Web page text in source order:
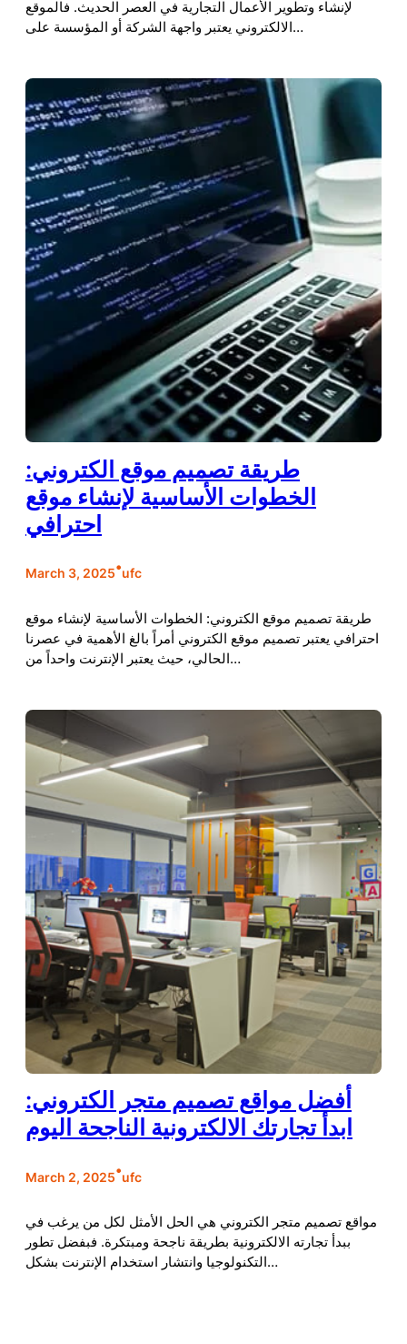
لإنشاء وتطوير الأعمال التجارية في العصر الحديث. فالموقع
الالكتروني يعتبر واجهة الشركة أو المؤسسة على…
طريقة تصميم موقع الكتروني:
الخطوات الأساسية لإنشاء موقع
احترافي
March 3, 2025•ufc
طريقة تصميم موقع الكتروني: الخطوات الأساسية لإنشاء موقع
احترافي يعتبر تصميم موقع الكتروني أمراً بالغ الأهمية في عصرنا
الحالي، حيث يعتبر الإنترنت واحداً من…
أفضل مواقع تصميم متجر الكتروني:
ابدأ تجارتك الالكترونية الناجحة اليوم
March 2, 2025•ufc
مواقع تصميم متجر الكتروني هي الحل الأمثل لكل من يرغب في
ببدأ تجارته الالكترونية بطريقة ناجحة ومبتكرة. فبفضل تطور
التكنولوجيا وانتشار استخدام الإنترنت بشكل…